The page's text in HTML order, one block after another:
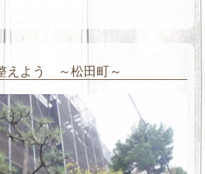
えよう ～松田町～